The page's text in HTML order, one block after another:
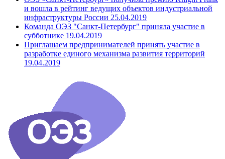
и вошла в рейтинг ведущих объектов индустриальной
инфраструктуры России 25.04.2019
Команда ОЭЗ "Санкт-Петербург" приняла участие в
субботнике 19.04.2019
Приглашаем предпринимателей принять участие в
разработке единого механизма развития территорий
19.04.2019